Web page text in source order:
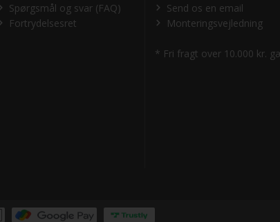
Spørgsmål og svar (FAQ)
Fortrydelsesret
Send os en email
Monteringsvejledning
* Fri fragt over 10.000 kr.